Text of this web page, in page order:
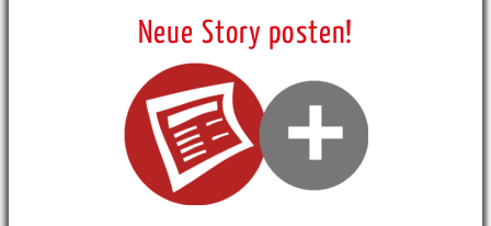
Neue Story posten!